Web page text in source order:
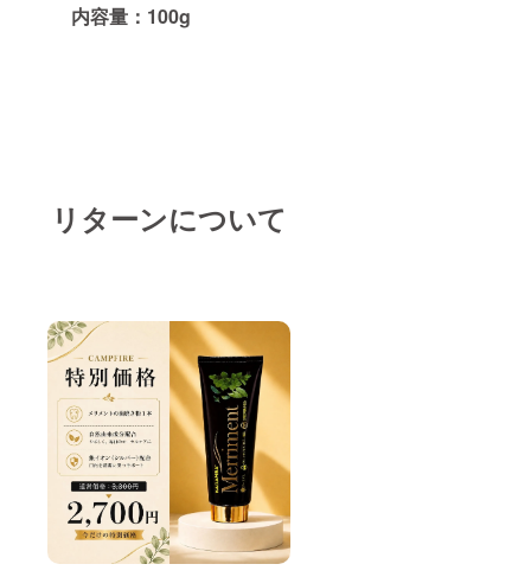
内容量：100g
リターンについて